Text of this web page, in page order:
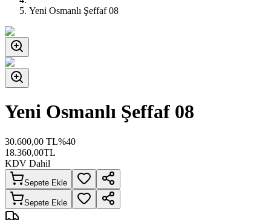
Yeni Osmanlı Şeffaf 08
Yeni Osmanlı Şeffaf 08
30.600,00 TL%40
18.360,00TL
KDV Dahil
Sepete Ekle
Sepete Ekle